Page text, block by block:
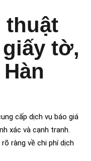
thuật
tờ,
cấp dịch vụ báo giá
xác và cạnh tranh.
ràng về chi phí dịch